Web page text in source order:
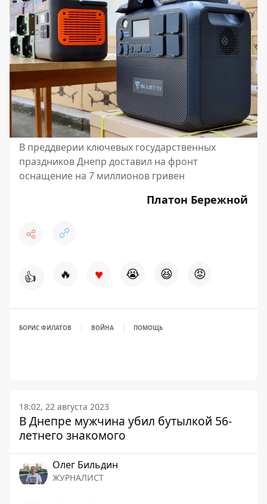
В преддверии ключевых государственных
праздников Днепр доставил на фронт
оснащение на 7 миллионов гривен
Платон Бережной
👍 🔥 ♥ 😭 😆 😡
БОРИС ФИЛАТОВ ВОЙНА ПОМОЩЬ
18:02, 22 августа 2023
В Днепре мужчина убил бутылкой 56-
летнего знакомого
Олег Бильдин
ЖУРНАЛИСТ